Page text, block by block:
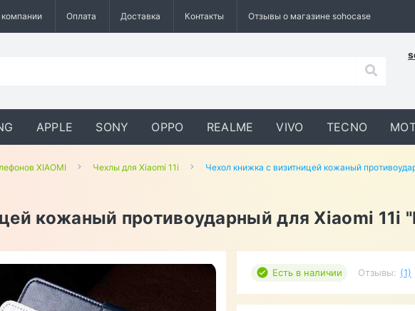
Оплата Доставка Контакты Отзывы о магазине sohocase
APPLE SONY OPPO REALME VIVO TECNO
XIAOMI Чехлы для Xiaomi 11i Чехол книжка с визитницей кожаный
кожаный противоударный для Xiaomi 11i
Есть в наличии Отзывы: (1)